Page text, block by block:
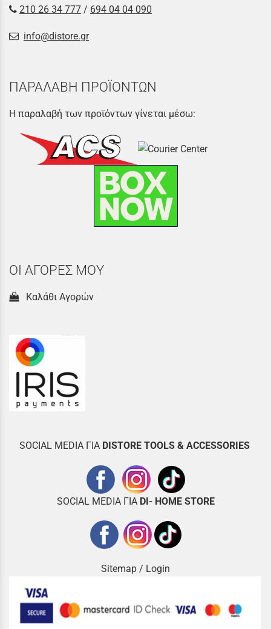
210 26 34 777 / 694 04 04 090
info@distore.gr
ΠΑΡΑΛΑΒΗ ΠΡΟΪΟΝΤΩΝ
Η παραλαβή των προϊόντων γίνεται μέσω:
ΟΙ ΑΓΟΡΕΣ ΜΟΥ
Καλάθι Αγορών
SOCIAL MEDIA ΓΙΑ DISTORE TOOLS & ACCESSORIES
SOCIAL MEDIA ΓΙΑ DI- HOME STORE
Sitemap / Login